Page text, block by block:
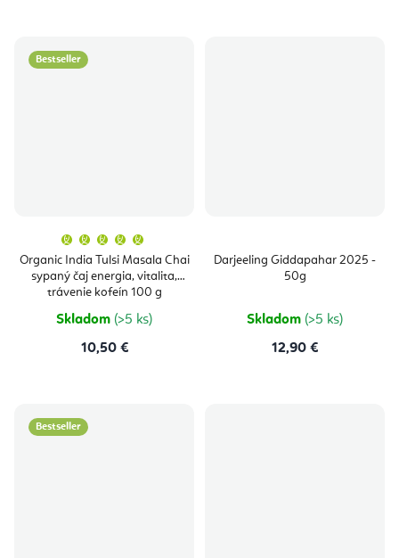
Bestseller
Organic India Tulsi Masala Chai
sypaný čaj energia, vitalita,
trávenie kofeín 100 g
produktu
je
5,0
z
5
hviezdičiek.
Skladom (>5 ks)
10,50 €
Darjeeling Giddapahar 2025 -
50g
Skladom (>5 ks)
12,90 €
Bestseller